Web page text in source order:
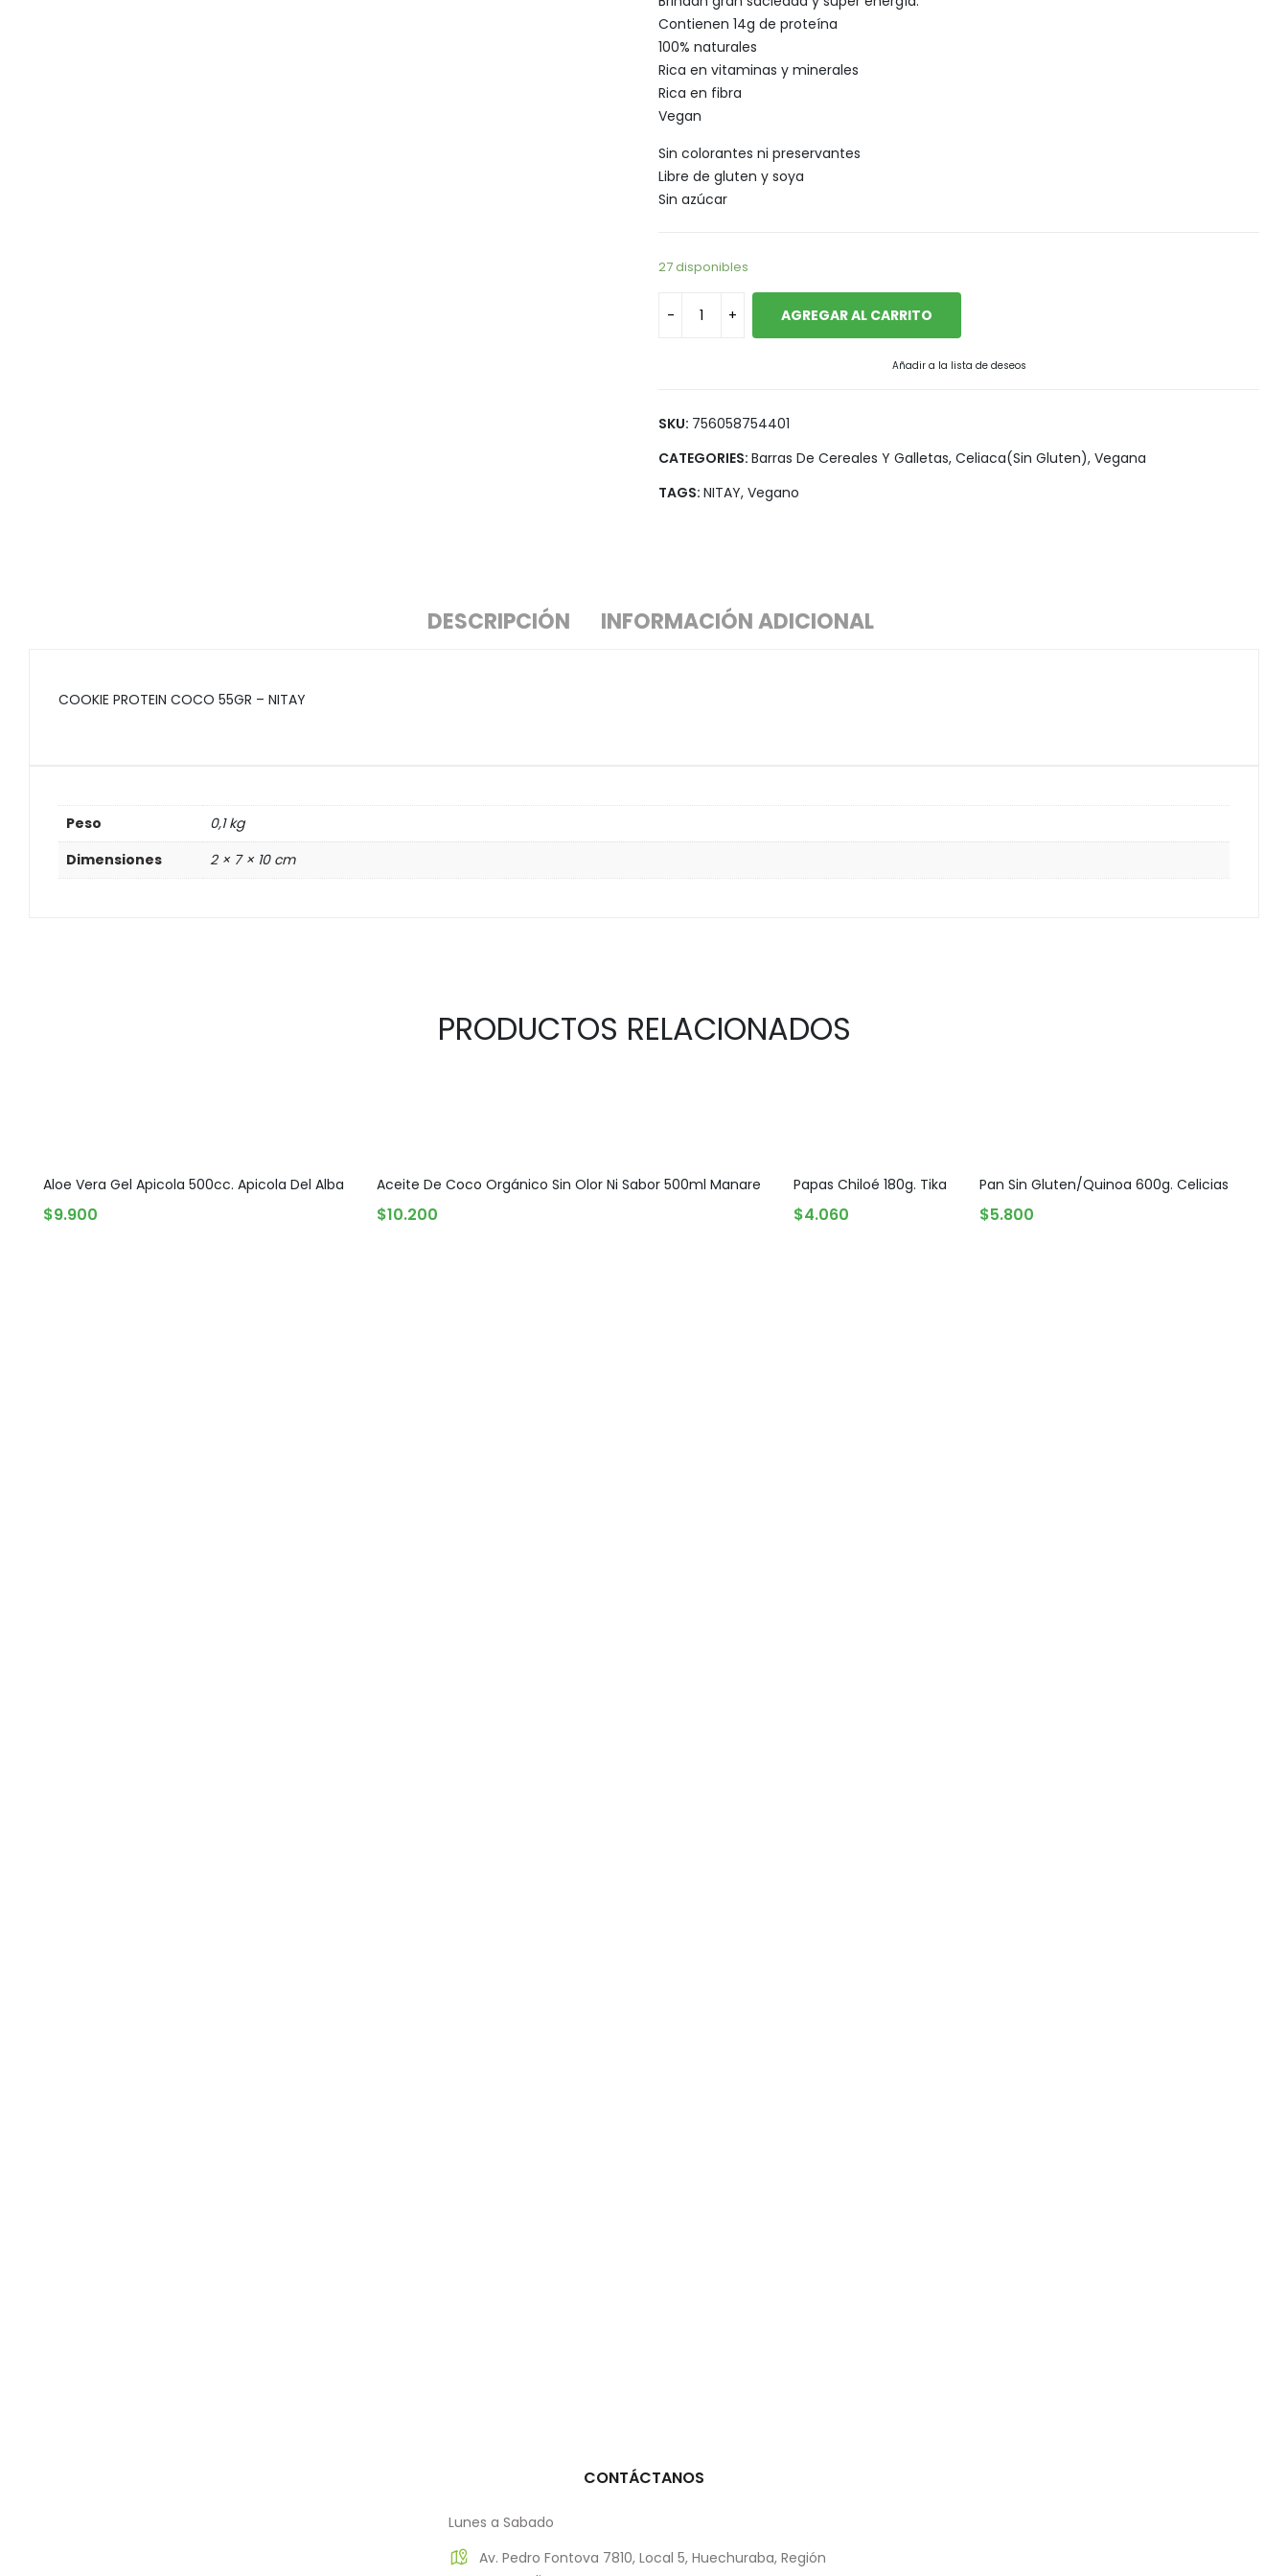
Pan y Tortillas
Vegana
Contienen 14g de proteína
100% naturales
Rica en vitaminas y minerales
Rica en fibra
Vegan
Sin colorantes ni preservantes
Libre de gluten y soya
Sin azúcar
27 disponibles
AGREGAR AL CARRITO
Añadir a la lista de deseos
SKU: 756058754401
CATEGORIES: Barras De Cereales Y Galletas, Celiaca(Sin Gluten), Vegana
TAGS: NITAY, Vegano
DESCRIPCIÓN INFORMACIÓN ADICIONAL
COOKIE PROTEIN COCO 55GR – NITAY
Peso
0,1 kg
Dimensiones
2 × 7 × 10 cm
PRODUCTOS RELACIONADOS
Aloe Vera Gel Apicola 500cc. Apicola Del Alba
$9.900
AGREGAR AL CARRITO
Aceite De Coco Orgánico Sin Olor Ni Sabor 500ml Manare
$10.200
AGREGAR AL CARRITO
Papas Chiloé 180g. Tika
$4.060
AGOTADO
Pan Sin Gluten/Quinoa 600g. Celicias
$5.800
AGREGAR AL CARRITO
CONTÁCTANOS
Lunes a Sabado
Av. Pedro Fontova 7810, Local 5, Huechuraba, Región